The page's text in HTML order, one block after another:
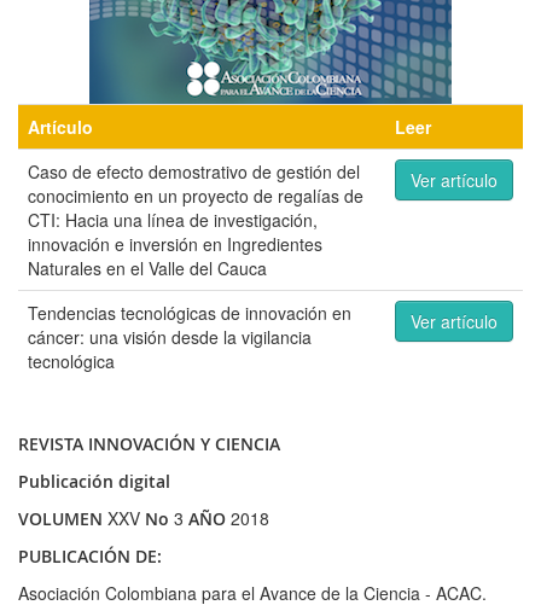
Artículo
Leer
Caso de efecto demostrativo de gestión del
conocimiento en un proyecto de regalías de
CTI: Hacia una línea de investigación,
innovación e inversión en Ingredientes
Naturales en el Valle del Cauca
Ver artículo
Tendencias tecnológicas de innovación en
cáncer: una visión desde la vigilancia
tecnológica
Ver artículo
REVISTA INNOVACIÓN Y CIENCIA
Publicación digital
VOLUMEN XXV No 3 AÑO 2018
PUBLICACIÓN DE:
Asociación Colombiana para el Avance de la Ciencia - ACAC.